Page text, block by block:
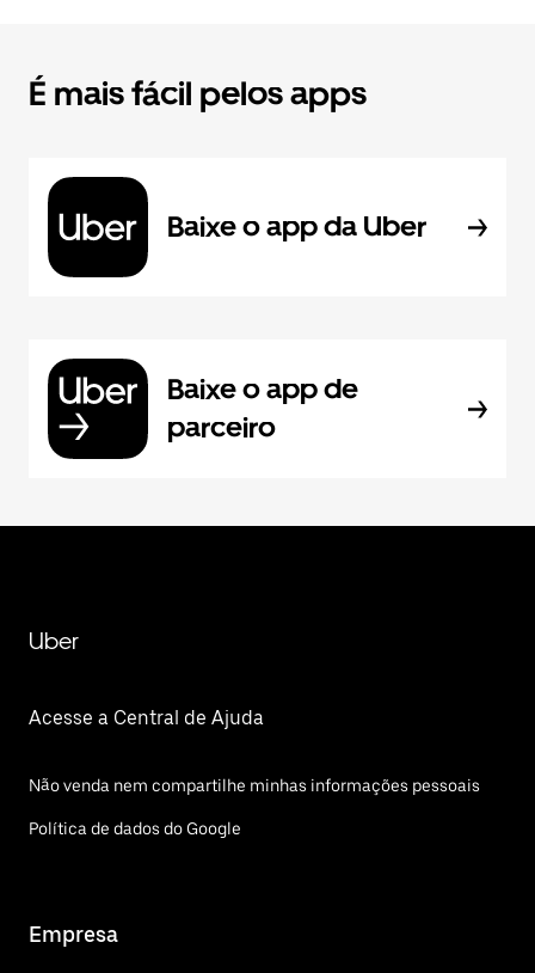
É mais fácil pelos apps
Baixe o app da Uber
Baixe o app de
parceiro
Uber
Acesse a Central de Ajuda
Não venda nem compartilhe minhas informações pessoais
Política de dados do Google
Empresa